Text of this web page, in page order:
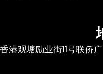
香港观塘励业街11号联侨